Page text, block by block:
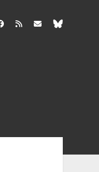
facebook info@aida-archiv.de